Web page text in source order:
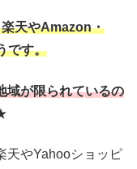
天やAmazon・
です。
域が限られているの
天やYahooショッピ